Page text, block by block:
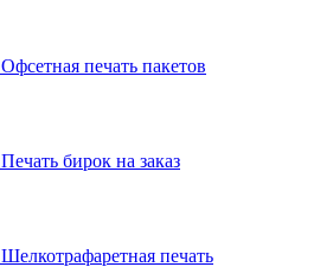
Офсетная печать пакетов
Печать бирок на заказ
Шелкотрафаретная печать